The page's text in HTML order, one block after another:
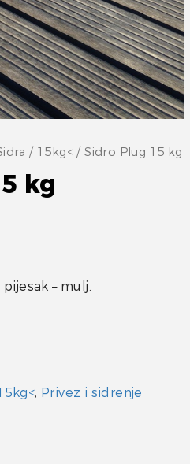
/ 15kg< / Sidro Plug 15 kg
kg
– mulj.
, Privez i sidrenje